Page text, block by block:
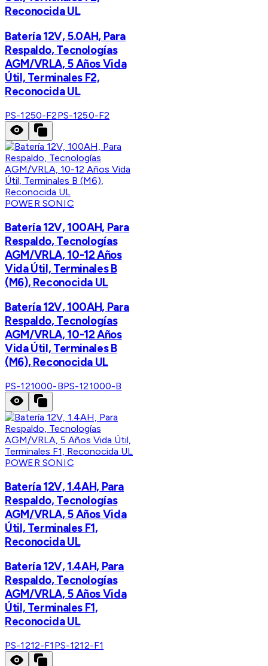
Reconocida UL
Batería 12V, 5.0AH, Para
Respaldo, Tecnologías
AGM/VRLA, 5 Años Vida
Útil, Terminales F2,
Reconocida UL
PS-1250-F2PS-1250-F2
POWER SONIC
Batería 12V, 100AH, Para
Respaldo, Tecnologías
AGM/VRLA, 10-12 Años
Vida Útil, Terminales B
(M6), Reconocida UL
Batería 12V, 100AH, Para
Respaldo, Tecnologías
AGM/VRLA, 10-12 Años
Vida Útil, Terminales B
(M6), Reconocida UL
PS-121000-BPS-121000-B
POWER SONIC
Batería 12V, 1.4AH, Para
Respaldo, Tecnologías
AGM/VRLA, 5 Años Vida
Útil, Terminales F1,
Reconocida UL
Batería 12V, 1.4AH, Para
Respaldo, Tecnologías
AGM/VRLA, 5 Años Vida
Útil, Terminales F1,
Reconocida UL
PS-1212-F1 PS-1212-F1